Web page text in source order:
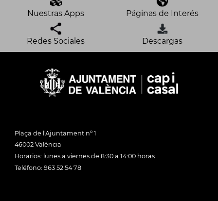
Nuestras Apps Páginas de Interés
Redes Sociales Descargas
Plaça de l'Ajuntament nº 1
46002 València
Horarios: lunes a viernes de 8:30 a 14:00 horas
Teléfono: 963 52 54 78